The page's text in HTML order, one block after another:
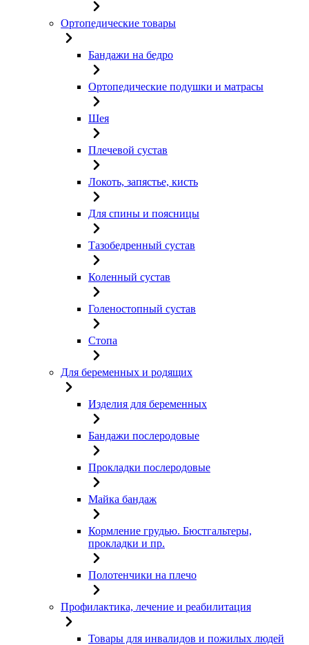
Ортопедические товары
Бандажи на бедро
Ортопедические подушки и матрасы
Шея
Плечевой сустав
Локоть, запястье, кисть
Для спины и поясницы
Тазобедренный сустав
Коленный сустав
Голеностопный сустав
Стопа
Для беременных и родящих
Изделия для беременных
Бандажи послеродовые
Прокладки послеродовые
Майка бандаж
Кормление грудью. Бюстгальтеры,
прокладки и пр.
Полотенчики на плечо
Профилактика, лечение и реабилитация
Товары для инвалидов и пожилых людей